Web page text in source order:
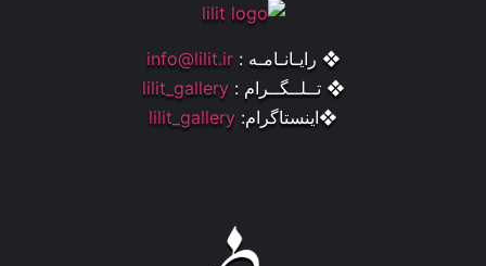
❖ رایـانـامـه : info@lilit.ir
❖ تــلــگــرام : lilit_gallery
❖اینستاگرام: lilit_gallery